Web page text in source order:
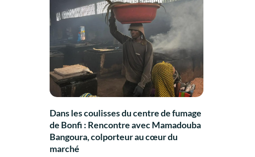
Dans les coulisses du centre de fumage
de Bonfi : Rencontre avec Mamadouba
Bangoura, colporteur au cœur du
marché